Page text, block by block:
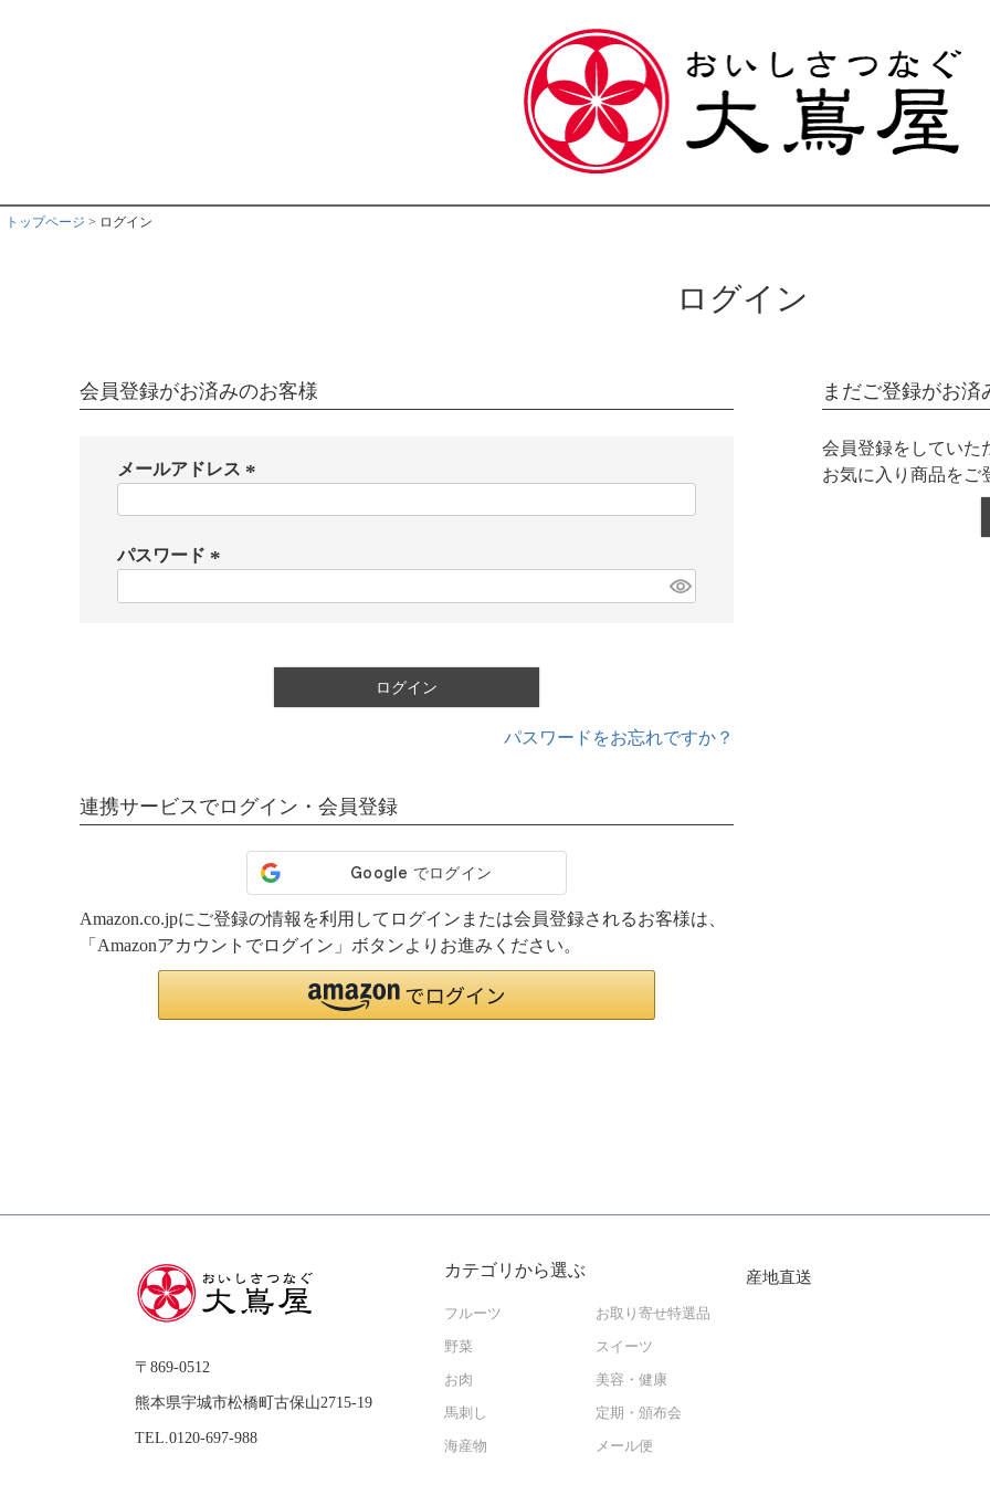
トップページ ログイン
ログイン
会員登録がお済みのお客様
メールアドレス
パスワード
ログイン
パスワードをお忘れですか？
連携サービスでログイン・会員登録
Amazon.co.jpにご登録の情報を利用してログインまたは会員登録されるお客様は、
「Amazonアカウントでログイン」ボタンよりお進みください。
まだご登録がお済
会員登録をしていた
お気に入り商品をご
〒869-0512
熊本県宇城市松橋町古保山2715-19
TEL.0120-697-988
カテゴリから選ぶ
フルーツ
野菜
お肉
馬刺し
海産物
お取り寄せ特選品
スイーツ
美容・健康
定期・頒布会
メール便
産地直送